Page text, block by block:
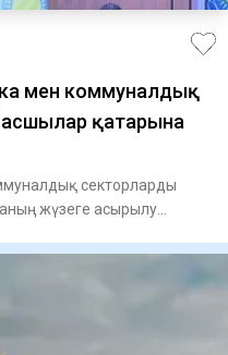
мен коммуналдық
қатарына
секторларды
жүзеге асырылу